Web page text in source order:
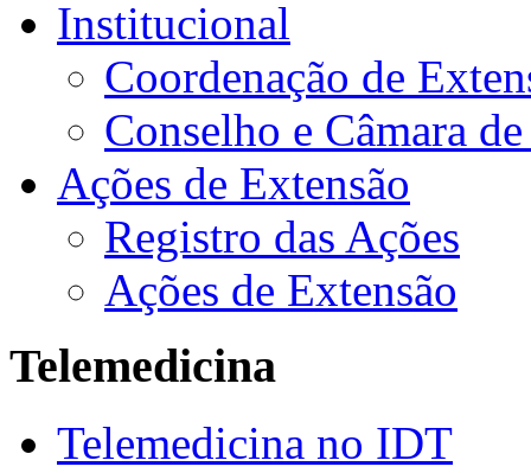
Institucional
Coordenação de
Conselho e Câmara
Ações de Extensão
Registro das Ações
Ações de Extensão
Telemedicina
Telemedicina no IDT